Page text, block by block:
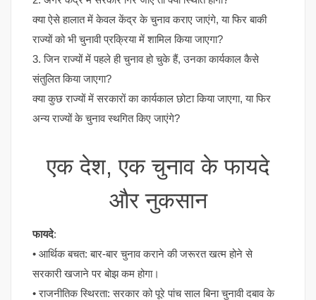
क्या ऐसे हालात में केवल केंद्र के चुनाव कराए जाएंगे, या फिर बाकी
राज्यों को भी चुनावी प्रक्रिया में शामिल किया जाएगा?
3. जिन राज्यों में पहले ही चुनाव हो चुके हैं, उनका कार्यकाल कैसे
संतुलित किया जाएगा?
क्या कुछ राज्यों में सरकारों का कार्यकाल छोटा किया जाएगा, या फिर
अन्य राज्यों के चुनाव स्थगित किए जाएंगे?
एक देश, एक चुनाव के फायदे
और नुकसान
फायदे:
• आर्थिक बचत: बार-बार चुनाव कराने की जरूरत खत्म होने से
सरकारी खजाने पर बोझ कम होगा।
• राजनीतिक स्थिरता: सरकार को पूरे पांच साल बिना चुनावी दबाव के